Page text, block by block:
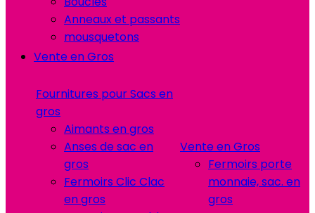
Anneaux et passants
mousquetons
Vente en Gros
Fournitures pour Sacs en
gros
Aimants en gros
Anses de sac en
gros
Fermoirs Clic Clac
en gros
Vente en Gros
Fermoirs porte
monnaie, sac. en
gros